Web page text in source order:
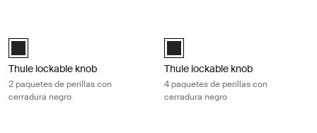
Black (selected)
Thule lockable knob
2 paquetes de perillas con
cerradura negro
Black (selected)
Thule lockable knob
4 paquetes de perillas con
cerradura negro